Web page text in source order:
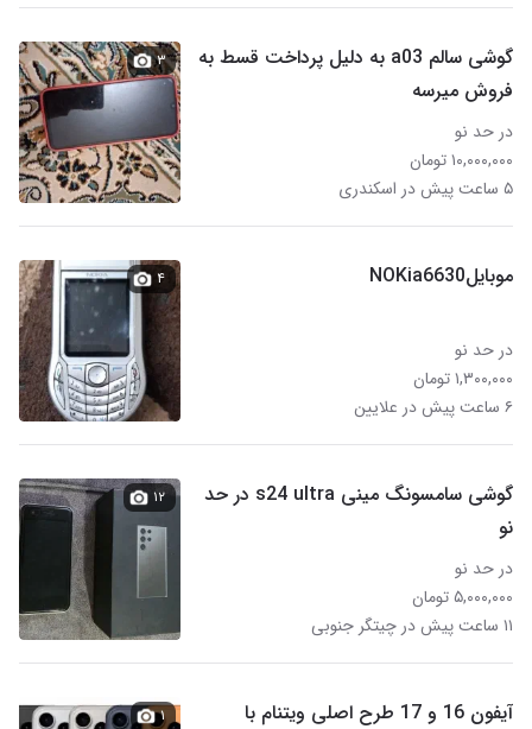
گوشی سالم a03 به دلیل پرداخت قسط به
فروش میرسه
در حد نو
۱۰,۰۰۰,۰۰۰ تومان
۵ ساعت پیش در اسکندری
۳
موبایلNOKia6630
در حد نو
۱,۳۰۰,۰۰۰ تومان
۶ ساعت پیش در علایین
۴
گوشی سامسونگ مینی s24 ultra در حد
نو
در حد نو
۵,۰۰۰,۰۰۰ تومان
۱۱ ساعت پیش در چیتگر جنوبی
۱۲
آیفون 16 و 17 طرح اصلی ویتنام با
۱